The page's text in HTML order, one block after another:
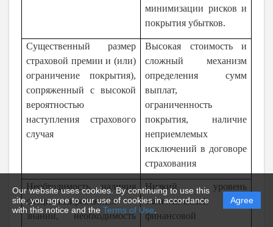
Our website uses cookies. By continuing to use this
site, you agree to our use of cookies in accordance
with this notice and the Terms of Use
Agree
минимизации рисков и
покрытия убытков.
Существенный размер
страховой премии и (или)
ограничение покрытия),
сопряженный с высокой
вероятностью
наступления страхового
случая
Высокая стоимость и
сложный механизм
определения сумм
выплат,
ограниченность
покрытия, наличие
неприемлемых
исключений в договоре
страхования
Необходимость наличия
специализированных
знаний, необходимость
Низкий уровень
экономической и
финансовой